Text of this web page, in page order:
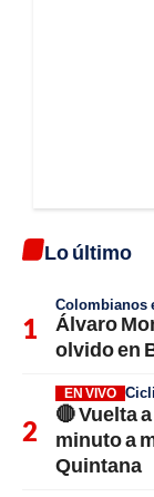
Lo último
Colombianos
Álvaro
olvido en
EN VIVO
🔴 Vuelta
minuto a
Quintana